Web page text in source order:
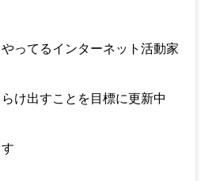
ってるインターネット活動家
け出すことを目標に更新中